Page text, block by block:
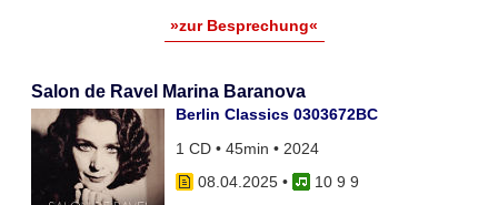
»zur Besprechung«
Salon de Ravel Marina Baranova
Berlin Classics 0303672BC
1 CD • 45min • 2024
08.04.2025•
10 9 9